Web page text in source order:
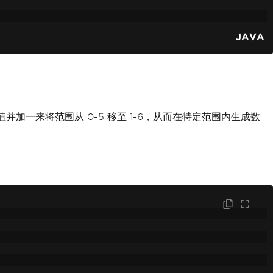
JAVA
并加一来将范围从 0-5 移至 1-6，从而在特定范围内生成数